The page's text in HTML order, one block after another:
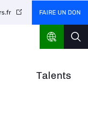
Talents
FAIRE UN DON